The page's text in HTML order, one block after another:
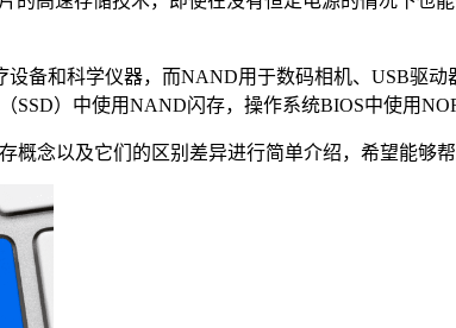
备和科学仪器，而NAND用于数码相机、USB驱
）中使用NAND闪存，操作系统BIOS中使用
念以及它们的区别差异进行简单介绍，希望能够帮